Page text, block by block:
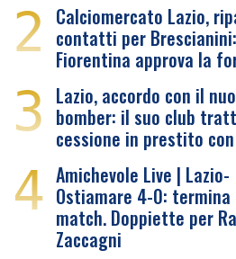
2 Calciomercato Lazio,
contatti per
Fiorentina approva la
3 Lazio, accordo con il
bomber: il suo club
cessione in prestito
4 Amichevole Live | Lazio-
Ostiamare 4-0: termina
match. Doppiette per
Zaccagni